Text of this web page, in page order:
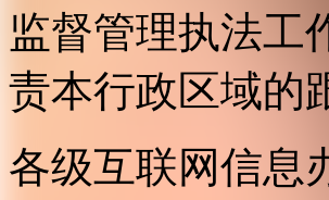
监督管理执法工
责本行政区域的
各级互联网信息